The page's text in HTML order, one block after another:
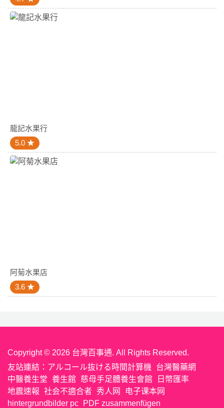
龍記水果行
5.0
阿菊水果店
3.6
Copyright © 2026 台灣百事通. All Rights Reserved.
友站連結： アルコール抜ける時間計算機
台灣醫藥網
中醫養生堂 養生館 慈母手足體養生會館
日幣匯率
地震速報 社会不適合者 秀人网
电子课本网
hintergrundbilder pc
PDF zusammenfügen